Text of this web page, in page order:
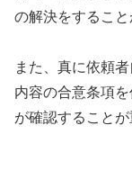
の解決をすること
また、真に依頼
内容の合意条項
が確認することが